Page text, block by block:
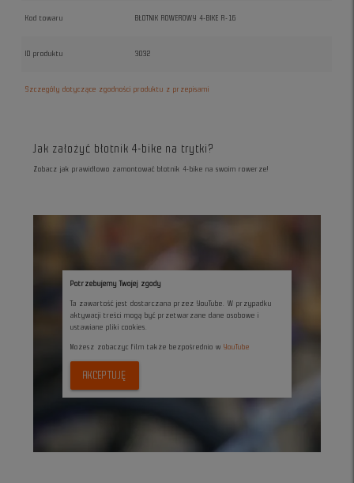
Kod towaru BŁOTNIK ROWEROWY 4-BIKE R-16
ID produktu 3032
Szczegóły dotyczące zgodności produktu z przepisami
Potrzebujemy Twojej zgody
Ta zawartość jest dostarczana przez YouTube. W przypadku
aktywacji treści mogą być przetwarzane dane osobowe i
ustawiane pliki cookies.
Możesz zobaczyc film także bezpośrednio w YouTube
AKCEPTUJĘ
Jak założyć błotnik 4-bike na trytki?
Zobacz jak prawidłowo zamontować błotnik 4-bike na swoim rowerze!